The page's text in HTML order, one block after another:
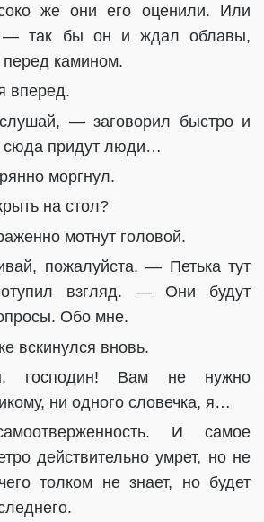
же они его оценили. Или
— так бы он и ждал облавы,
перед камином.
вперед.
— заговорил быстро и
сюда придут люди…
моргнул.
на стол?
мотнут головой.
пожалуйста. — Петька тут
взгляд. — Они будут
Обо мне.
вскинулся вновь.
Вам не нужно
ни одного словечка, я…
И самое
действительно умрет, но не
толком не знает, но будет